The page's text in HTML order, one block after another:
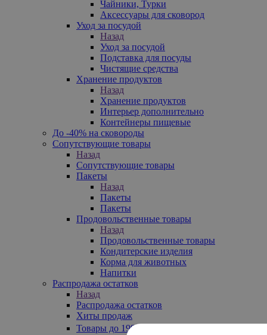
Чайники, Турки
Аксессуары для сковород
Уход за посудой
Назад
Уход за посудой
Подставка для посуды
Чистящие средства
Хранение продуктов
Назад
Хранение продуктов
Интерьер дополнительно
Контейнеры пищевые
До -40% на сковороды
Сопутствующие товары
Назад
Сопутствующие товары
Пакеты
Назад
Пакеты
Пакеты
Продовольственные товары
Назад
Продовольственные товары
Кондитерские изделия
Корма для животных
Напитки
Распродажа остатков
Назад
Распродажа остатков
Хиты продаж
Товары до 199₽